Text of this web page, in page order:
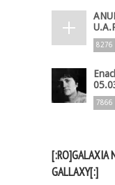
8276
7866
[:RO]GALAXIA
GALLAXY[:]